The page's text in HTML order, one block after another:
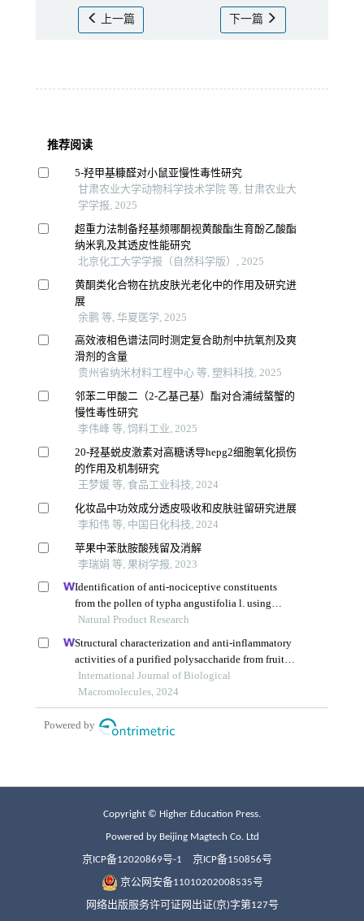
上一篇 下一篇
Copyright © Higher Education Press.
Powered by Beijing Magtech Co. Ltd
京ICP备12020869号-1 京ICP备150856号
京公网安备11010202008535号
网络出版服务许可证网出证(京)字第127号